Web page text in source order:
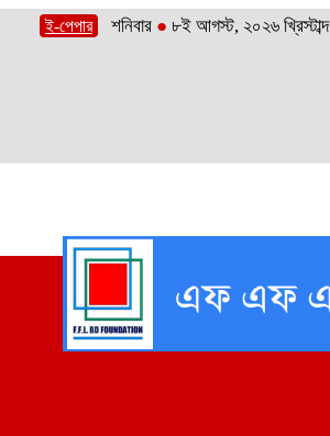
ই-পেপার শনিবার ● ৮ই আগস্ট, ২০২৬ খ্রিস্টাব্দ